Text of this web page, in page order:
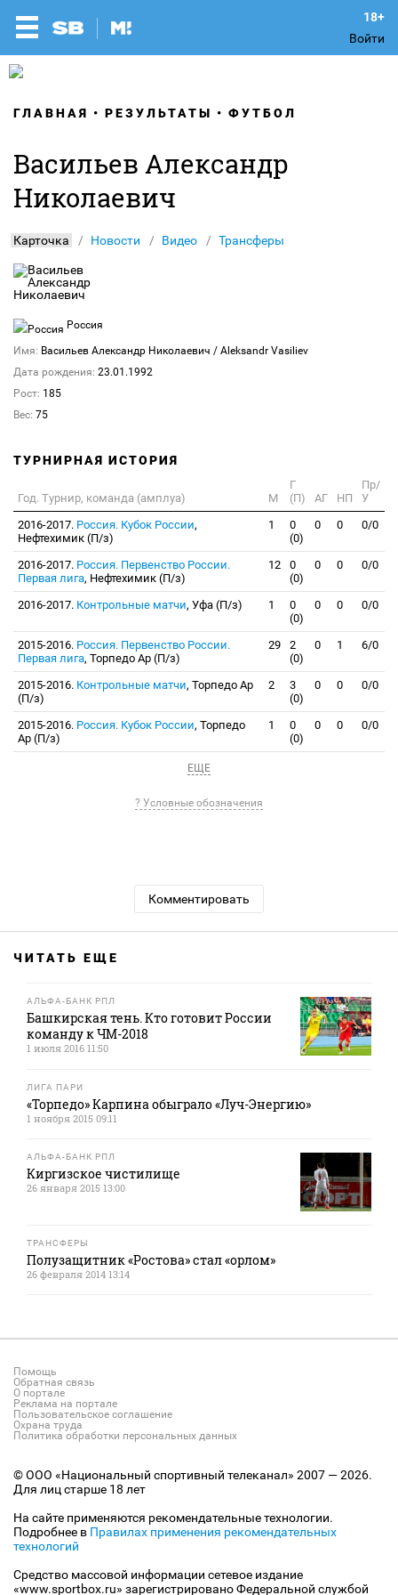
Войти
ГЛАВНАЯ РЕЗУЛЬТАТЫ ФУТБОЛ
Васильев Александр
Николаевич
Карточка Новости Видео Трансферы
Россия
Имя: Васильев Александр Николаевич / Aleksandr Vasiliev
Дата рождения: 23.01.1992
Рост: 185
Вес: 75
ТУРНИРНАЯ ИСТОРИЯ
Год. Турнир, команда (амплуа) М
Г
(П)
АГ НП
Пр/
У
2016-2017. Россия. Кубок России,
Нефтехимик (П/з)
1
0
(0)
0 0 0/0
2016-2017. Россия. Первенство России.
Первая лига, Нефтехимик (П/з)
12
0
(0)
0 0 0/0
2016-2017. Контрольные матчи, Уфа (П/з) 1
0
(0)
0 0 0/0
2015-2016. Россия. Первенство России.
Первая лига, Торпедо Ар (П/з)
29
2
(0)
0 1 6/0
2015-2016. Контрольные матчи, Торпедо Ар
(П/з)
2
3
(0)
0 0 0/0
2015-2016. Россия. Кубок России, Торпедо
Ар (П/з)
1
0
(0)
0 0 0/0
ЕЩЕ
? Условные обозначения
Комментировать
ЧИТАТЬ ЕЩЕ
АЛЬФА-БАНК РПЛ
Башкирская тень. Кто готовит России
команду к ЧМ-2018
1 июля 2016 11:50
ЛИГА ПАРИ
«Торпедо» Карпина обыграло «Луч-Энергию»
1 ноября 2015 09:11
АЛЬФА-БАНК РПЛ
Киргизское чистилище
26 января 2015 13:00
ТРАНСФЕРЫ
Полузащитник «Ростова» стал «орлом»
26 февраля 2014 13:14
Помощь
Обратная связь
О портале
Реклама на портале
Пользовательское соглашение
Охрана труда
Политика обработки персональных данных
© ООО «Национальный спортивный телеканал» 2007 — 2026.
Для лиц старше 18 лет
На сайте применяются рекомендательные технологии.
Подробнее в Правилах применения рекомендательных
технологий
Средство массовой информации сетевое издание
«www.sportbox.ru» зарегистрировано Федеральной службой